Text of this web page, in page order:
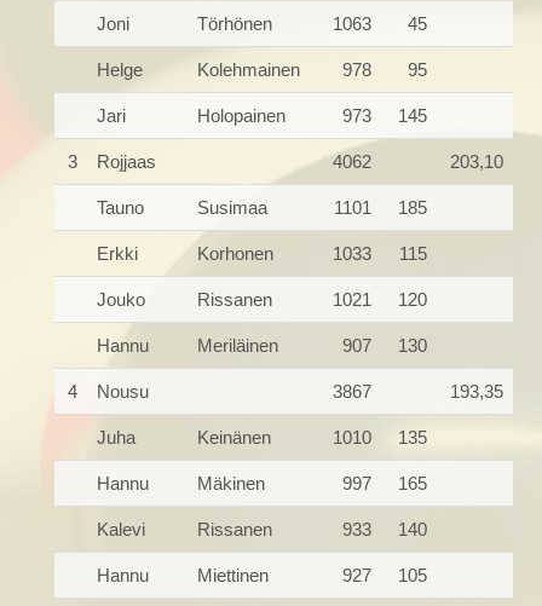
Joni Törhönen 1063 45
Helge Kolehmainen 978 95
Jari Holopainen 973 145
3 Rojjaas 4062 203,10
Tauno Susimaa 1101 185
Erkki Korhonen 1033 115
Jouko Rissanen 1021 120
Hannu Meriläinen 907 130
4 Nousu 3867 193,35
Juha Keinänen 1010 135
Hannu Mäkinen 997 165
Kalevi Rissanen 933 140
Hannu Miettinen 927 105